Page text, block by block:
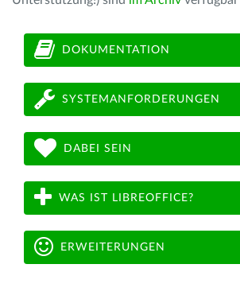
DOKUMENTATION
SYSTEMANFORDERUNGEN
DABEI SEIN
WAS IST LIBREOFFICE?
ERWEITERUNGEN